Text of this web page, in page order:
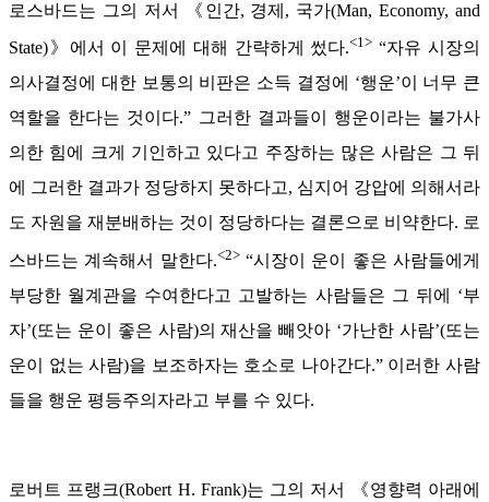
로스바드는 그의 저서 《인간, 경제, 국가(Man, Economy, and
State)》에서 이 문제에 대해 간략하게 썼다.<1> “자유 시장의
의사결정에 대한 보통의 비판은 소득 결정에 ‘행운’이 너무 큰
역할을 한다는 것이다.” 그러한 결과들이 행운이라는 불가사
의한 힘에 크게 기인하고 있다고 주장하는 많은 사람은 그 뒤
에 그러한 결과가 정당하지 못하다고, 심지어 강압에 의해서라
도 자원을 재분배하는 것이 정당하다는 결론으로 비약한다. 로
스바드는 계속해서 말한다.<2>“시장이 운이 좋은 사람들에게
부당한 월계관을 수여한다고 고발하는 사람들은 그 뒤에 ‘부
자’(또는 운이 좋은 사람)의 재산을 빼앗아 ‘가난한 사람’(또는
운이 없는 사람)을 보조하자는 호소로 나아간다.” 이러한 사람
들을 행운 평등주의자라고 부를 수 있다.
로버트 프랭크(Robert H. Frank)는 그의 저서 《영향력 아래에